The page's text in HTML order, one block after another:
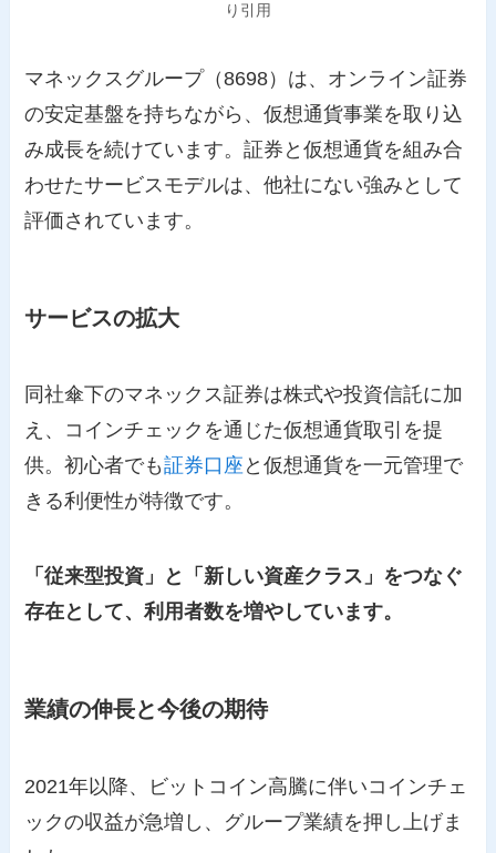
り引用
マネックスグループ（8698）は、オンライン証券
の安定基盤を持ちながら、仮想通貨事業を取り込
み成長を続けています。証券と仮想通貨を組み合
わせたサービスモデルは、他社にない強みとして
評価されています。
サービスの拡大
同社傘下のマネックス証券は株式や投資信託に加
え、コインチェックを通じた仮想通貨取引を提
供。初心者でも証券口座 と仮想通貨を一元管理で
きる利便性が特徴です。
「従来型投資」と「新しい資産クラス」をつなぐ
存在として、利用者数を増やしています。
業績の伸長と今後の期待
2021年以降、ビットコイン高騰に伴いコインチェ
ックの収益が急増し、グループ業績を押し上げま